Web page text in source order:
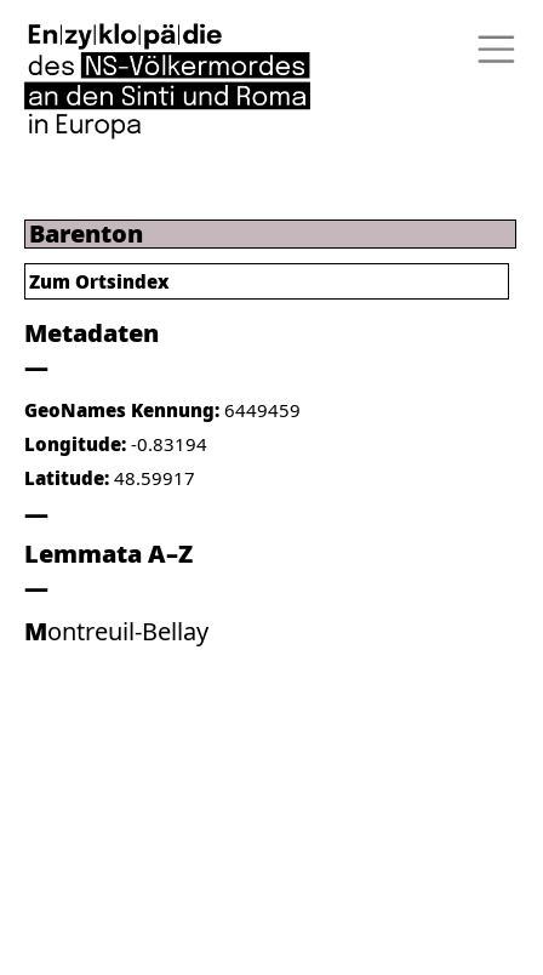
Barenton
Metadaten
GeoNames Kennung: 6449459
Longitude: -0.83194
Latitude: 48.59917
Lemmata A–Z
Montreuil-Bellay
Zum Ortsindex